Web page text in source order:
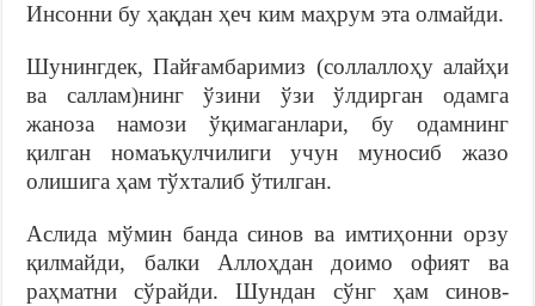
Инсонни бу ҳақдан ҳеч ким маҳрум эта олмайди.
Шунингдек, Пайғамбаримиз (соллаллоҳу алайҳи
ва саллам)нинг ўзини ўзи ўлдирган одамга
жаноза намози ўқимаганлари, бу одамнинг
қилган номаъқулчилиги учун муносиб жазо
олишига ҳам тўхталиб ўтилган.
Аслида мўмин банда синов ва имтиҳонни орзу
қилмайди, балки Аллоҳдан доимо офият ва
раҳматни сўрайди. Шундан сўнг ҳам синов-